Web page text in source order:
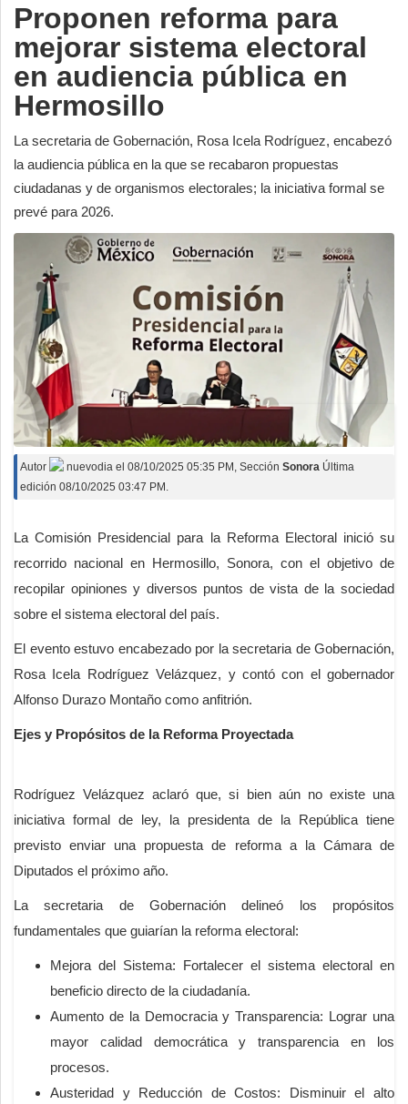
Proponen reforma para
mejorar sistema electoral
en audiencia pública en
Hermosillo
La secretaria de Gobernación, Rosa Icela Rodríguez, encabezó
la audiencia pública en la que se recabaron propuestas
ciudadanas y de organismos electorales; la iniciativa formal se
prevé para 2026.
Autor nuevodia el 08/10/2025 05:35 PM , Sección Sonora Última
edición 08/10/2025 03:47 PM.
La Comisión Presidencial para la Reforma Electoral inició su
recorrido nacional en Hermosillo, Sonora, con el objetivo de
recopilar opiniones y diversos puntos de vista de la sociedad
sobre el sistema electoral del país.
El evento estuvo encabezado por la secretaria de Gobernación,
Rosa Icela Rodríguez Velázquez, y contó con el gobernador
Alfonso Durazo Montaño como anfitrión.
Ejes y Propósitos de la Reforma Proyectada
Rodríguez Velázquez aclaró que, si bien aún no existe una
iniciativa formal de ley, la presidenta de la República tiene
previsto enviar una propuesta de reforma a la Cámara de
Diputados el próximo año.
La secretaria de Gobernación delineó los propósitos
fundamentales que guiarían la reforma electoral:
Mejora del Sistema: Fortalecer el sistema electoral en
beneficio directo de la ciudadanía.
Aumento de la Democracia y Transparencia: Lograr una
mayor calidad democrática y transparencia en los
procesos.
Austeridad y Reducción de Costos: Disminuir el alto